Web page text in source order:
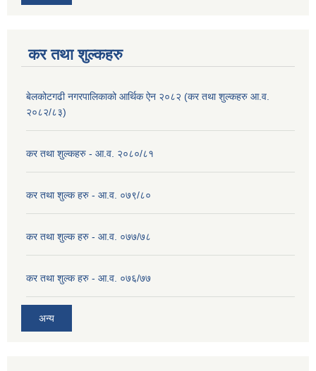
कर तथा शुल्कहरु
बेलकोटगढी नगरपालिकाको आर्थिक ऐन २०८२ (कर तथा शुल्कहरु आ.व.
२०८२/८३)
कर तथा शुल्कहरु - आ.व. २०८०/८१
कर तथा शुल्क हरु - आ.व. ०७९/८०
कर तथा शुल्क हरु - आ.व. ०७७/७८
कर तथा शुल्क हरु - आ.व. ०७६/७७
अन्य